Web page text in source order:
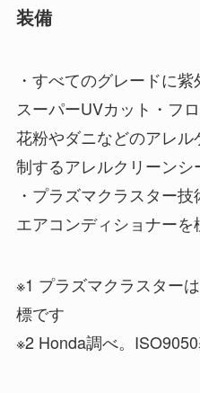
装備
・すべてのグレードに
スーパーUVカット・フ
花粉やダニなどのアレ
制するアレルクリーン
・プラズマクラスター
エアコンディショナーを
※1 プラズマクラスター
標です
※2 Honda調べ。